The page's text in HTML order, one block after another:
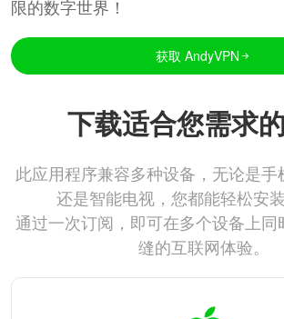
限的数字世界！
获取 AndyVPN
下载适合您需求
此应用程序兼容多种设备，无论是手
还是智能电视，您都能轻松安装
通过一次订阅，即可在多个设备上
缝的互联网体验。